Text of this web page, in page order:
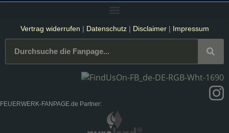
Vertrag widerrufen | Datenschutz| Disclaimer| Impressum
FEUERWERK-FANPAGE.de Partner: